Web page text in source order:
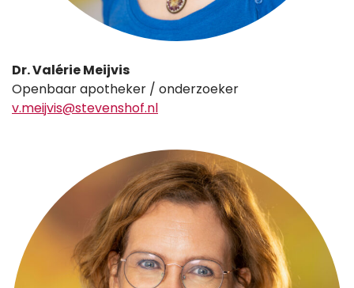
Dr. Valérie Meijvis
Openbaar apotheker / onderzoeker
v.meijvis@stevenshof.nl